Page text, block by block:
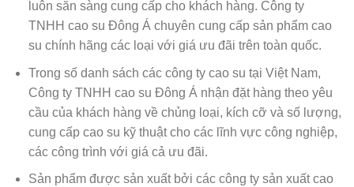
luôn sẵn sàng cung cấp cho khách hàng. Công ty
TNHH cao su Đông Á chuyên cung cấp sản phẩm cao
su chính hãng các loại với giá ưu đãi trên toàn quốc.
Trong số danh sách các công ty cao su tại Việt Nam,
Công ty TNHH cao su Đông Á nhận đặt hàng theo yêu
cầu của khách hàng về chủng loại, kích cỡ và số lượng,
cung cấp cao su kỹ thuật cho các lĩnh vực công nghiệp,
các công trình với giá cả ưu đãi.
Sản phẩm được sản xuất bởi các công ty sản xuất cao